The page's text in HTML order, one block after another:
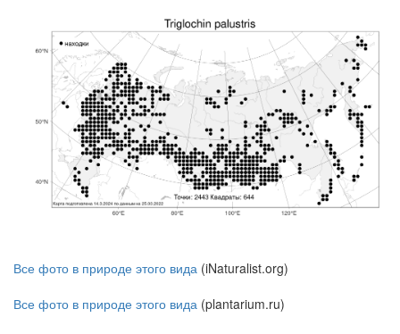
Все фото в природе этого вида (iNaturalist.org)
Все фото в природе этого вида (plantarium.ru)